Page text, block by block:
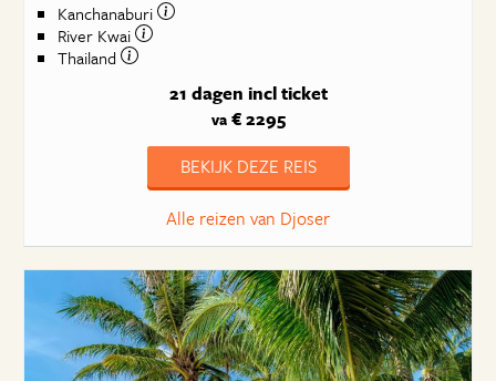
Kanchanaburi
River Kwai
Thailand
21 dagen incl ticket
va€ 2295
BEKIJK DEZE REIS
Alle reizen van Djoser